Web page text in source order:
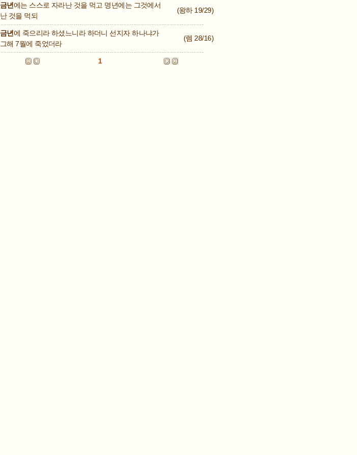
금년에는 스스로 자라난 것을 먹고 명년에는 그것에서
난 것을 먹되
(왕하 19/29)
금년에 죽으리라 하셨느니라 하더니 선지자 하나냐가
그해 7월에 죽었더라
(렘 28/16)
1